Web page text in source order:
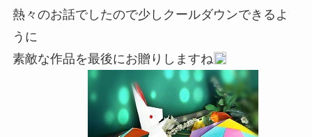
熱々のお話でしたので少しクールダウンできるよ
うに
素敵な作品を最後にお贈りしますね